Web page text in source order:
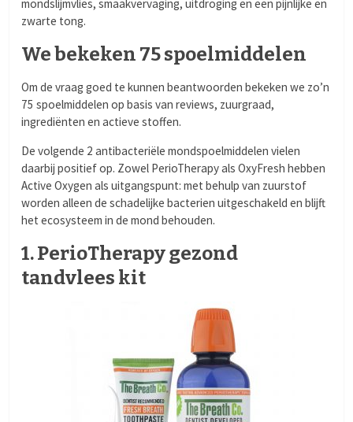
mondslijmvlies, smaakvervaging, uitdroging en een pijnlijke en
zwarte tong.
We bekeken 75 spoelmiddelen
Om de vraag goed te kunnen beantwoorden bekeken we zo’n
75 spoelmiddelen op basis van reviews, zuurgraad,
ingrediënten en actieve stoffen.
De volgende 2 antibacteriële mondspoelmiddelen vielen
daarbij positief op. Zowel PerioTherapy als OxyFresh hebben
Active Oxygen als uitgangspunt: met behulp van zuurstof
worden alleen de schadelijke bacterien uitgeschakeld en blijft
het ecosysteem in de mond behouden.
1. PerioTherapy gezond
tandvlees kit